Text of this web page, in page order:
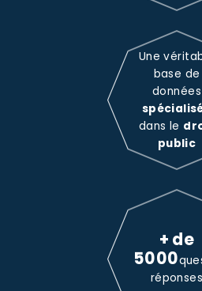
Une
base de
données
dans le
public
+ de
5000
réponses